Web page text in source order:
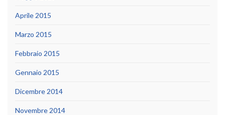
Aprile 2015
Marzo 2015
Febbraio 2015
Gennaio 2015
Dicembre 2014
Novembre 2014